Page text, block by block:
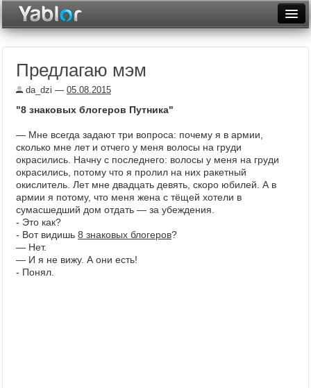
Неделя
Архив
Фототоп
Видеотоп
Предлагаю мэм
da_dzi — 05.08.2015
"8 знаковых блогеров Путника"
— Мне всегда задают три вопроса: почему я в армии,
сколько мне лет и отчего у меня волосы на груди
окрасились. Начну с последнего: волосы у меня на груди
окрасились, потому что я пролил на них ракетный
окислитель. Лет мне двадцать девять, скоро юбилей. А в
армии я потому, что меня жена с тёщей хотели в
сумасшедший дом отдать — за убеждения.
- Это как?
- Вот видишь 8 знаковых блогеров?
— Нет.
— И я не вижу. А они есть!
- Понял.